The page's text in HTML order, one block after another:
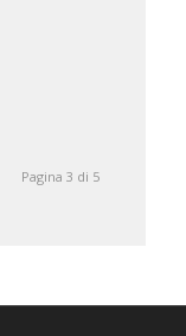
Pagina 3 di 5